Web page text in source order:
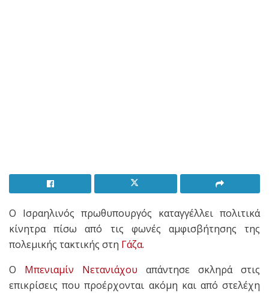
Ο Ισραηλινός πρωθυπουργός καταγγέλλει πολιτικά
κίνητρα πίσω από τις φωνές αμφισβήτησης της
πολεμικής τακτικής στη Γάζα.
Ο Μπενιαμίν Νετανιάχου απάντησε σκληρά στις
επικρίσεις που προέρχονται ακόμη και από στελέχη